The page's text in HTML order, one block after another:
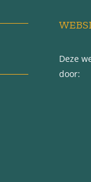
Deze
door: